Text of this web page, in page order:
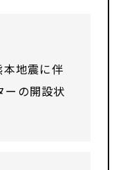
本地震に伴
ーの開設状